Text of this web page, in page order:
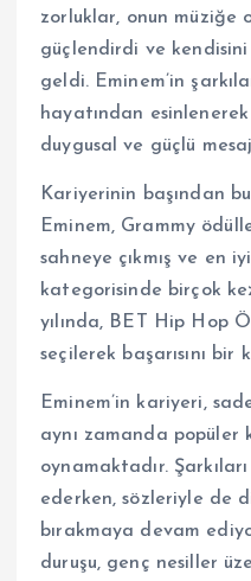
zorluklar, onun müziğe
güçlendirdi ve
geldi. Eminem’in
hayatından
duygusal ve güçlü
Kariyerinin başından
Eminem, Grammy
sahneye çıkmış ve en
kategorisinde birçok
yılında, BET Hip Hop
seçilerek başarısını bir
Eminem’in kariyeri,
aynı zamanda
oynamaktadır.
ederken, sözleriyle de
bırakmaya devam
duruşu, genç nesiller